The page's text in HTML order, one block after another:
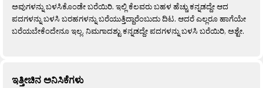
ಅವುಗಳನ್ನು ಬಳಸಿಕೊಂಡೇ ಬರೆಯಿರಿ. ಇಲ್ಲಿ ಕೆಲವರು ಬಹಳ ಹೆಚ್ಚು ಕನ್ನಡದ್ದೇ ಆದ
ಪದಗಳನ್ನು ಬಳಸಿ ಬರಹಗಳನ್ನು ಬರೆಯುತ್ತಿದ್ದಾರೆಂಬುದು ದಿಟ. ಆದರೆ ಎಲ್ಲರೂ ಹಾಗೆಯೇ
ಬರೆಯಬೇಕೆಂದೇನೂ ಇಲ್ಲ. ನಿಮಗಾದಶ್ಟು ಕನ್ನಡದ್ದೇ ಪದಗಳನ್ನು ಬಳಸಿ ಬರೆಯಿರಿ, ಅಶ್ಟೇ.
ಇತ್ತೀಚಿನ ಅನಿಸಿಕೆಗಳು